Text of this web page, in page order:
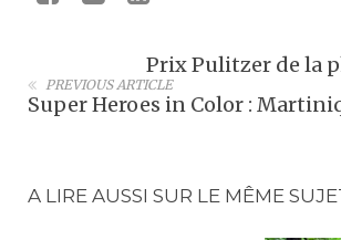
Prix Pulitzer de la
PREVIOUS ARTICLE
Super Heroes in Color :
A LIRE AUSSI SUR LE MÊME